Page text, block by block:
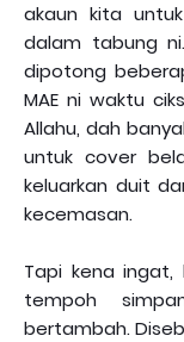
akaun kita
dalam tabung
dipotong
MAE ni waktu
Allahu, dah
untuk cover
keluarkan duit
kecemasan.
Tapi kena ingat,
tempoh
bertambah.